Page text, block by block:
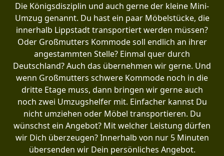
Die Königsdisziplin und auch gerne der kleine Mini-
Umzug genannt. Du hast ein paar Möbelstücke, die
innerhalb Lippstadt transportiert werden müssen?
Oder Großmutters Kommode soll endlich an ihrer
angestammten Stelle? Einmal quer durch
Deutschland? Auch das übernehmen wir gerne. Und
wenn Großmutters schwere Kommode noch in die
dritte Etage muss, dann bringen wir gerne auch
noch zwei Umzugshelfer mit. Einfacher kannst Du
nicht umziehen oder Möbel transportieren. Du
wünschst ein Angebot? Mit welcher Leistung dürfen
wir Dich überzeugen? Innerhalb von nur 5 Minuten
übersenden wir Dein persönliches Angebot.